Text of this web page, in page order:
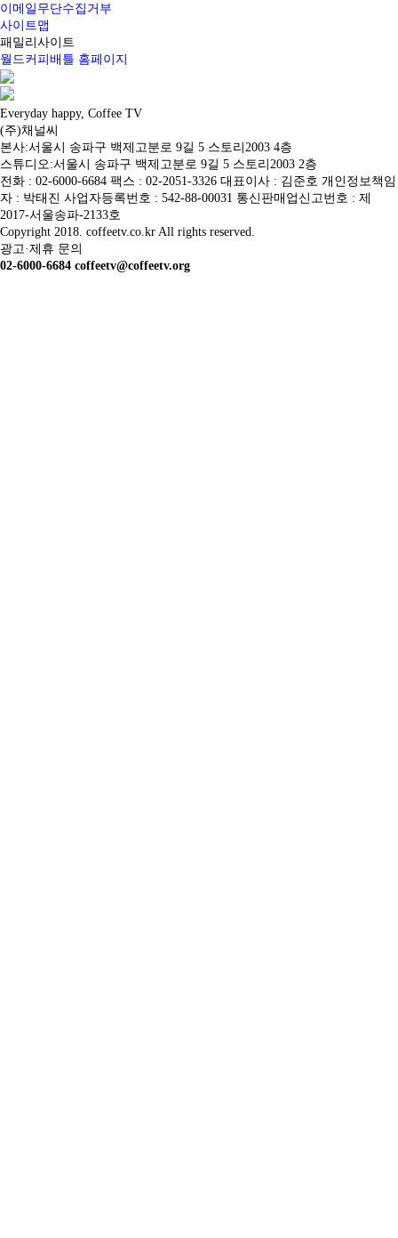
이메일무단수집거부
사이트맵
패밀리사이트
월드커피배틀 홈페이지
Everyday happy, Coffee TV
(주)채널씨
본사:서울시 송파구 백제고분로 9길 5 스토리2003 4층
스튜디오:서울시 송파구 백제고분로 9길 5 스토리2003 2층
전화 : 02-6000-6684 팩스 : 02-2051-3326 대표이사 : 김준호 개인정보책임
자 : 박태진 사업자등록번호 : 542-88-00031 통신판매업신고번호 : 제
2017-서울송파-2133호
Copyright 2018. coffeetv.co.kr All rights reserved.
광고·제휴 문의
02-6000-6684 coffeetv@coffeetv.org